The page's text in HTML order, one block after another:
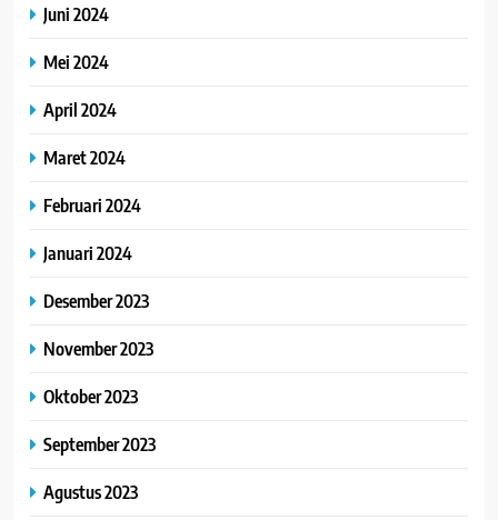
Juni 2024
Mei 2024
April 2024
Maret 2024
Februari 2024
Januari 2024
Desember 2023
November 2023
Oktober 2023
September 2023
Agustus 2023